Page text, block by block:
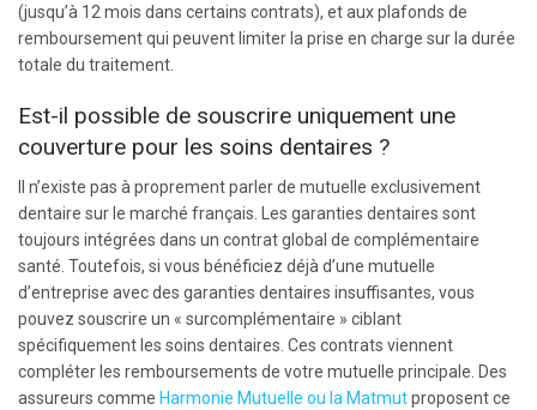
(jusqu’à 12 mois dans certains contrats), et aux plafonds de
remboursement qui peuvent limiter la prise en charge sur la durée
totale du traitement.
Est-il possible de souscrire uniquement une
couverture pour les soins dentaires ?
Il n’existe pas à proprement parler de mutuelle exclusivement
dentaire sur le marché français. Les garanties dentaires sont
toujours intégrées dans un contrat global de complémentaire
santé. Toutefois, si vous bénéficiez déjà d’une mutuelle
d’entreprise avec des garanties dentaires insuffisantes, vous
pouvez souscrire un « surcomplémentaire » ciblant
spécifiquement les soins dentaires. Ces contrats viennent
compléter les remboursements de votre mutuelle principale. Des
assureurs comme Harmonie Mutuelle ou la Matmutproposent ce